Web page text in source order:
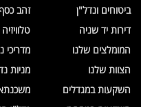
ביטוחים ונדל"ן
דירות יד שניה
המומלצים שלנו
הצוות שלנו
השקעות במגדלים
זהב
מדריכי
מניות